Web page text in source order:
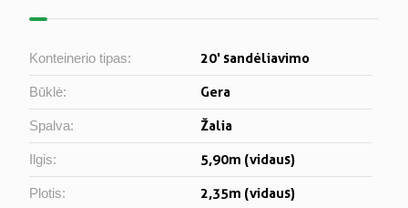
Konteinerio tipas: 20' sandėliavimo
Būklė: Gera
Spalva: Žalia
Ilgis: 5,90m (vidaus)
Plotis: 2,35m (vidaus)